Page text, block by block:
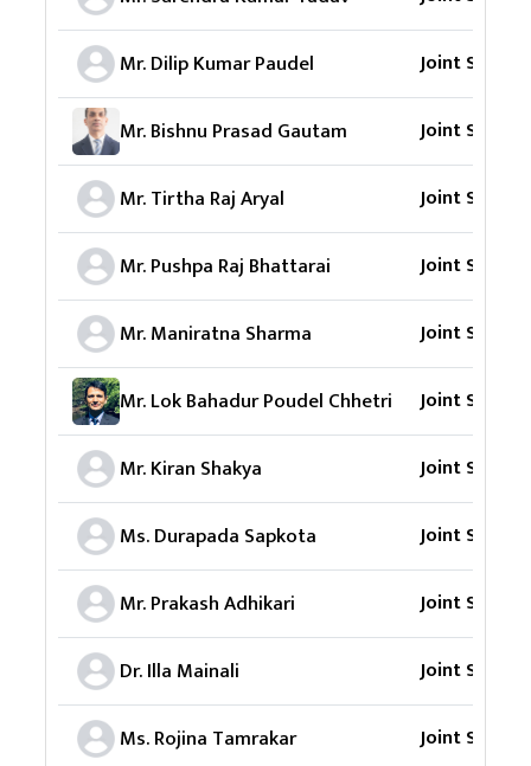
Mr. Dilip Kumar Paudel Joint
Mr. Bishnu Prasad Gautam Joint
Mr. Tirtha Raj Aryal Joint
Mr. Pushpa Raj Bhattarai Joint
Mr. Maniratna Sharma Joint
Mr. Lok Bahadur Poudel Chhetri Joint
Mr. Kiran Shakya Joint
Ms. Durapada Sapkota Joint
Mr. Prakash Adhikari Joint
Dr. Illa Mainali Joint
Ms. Rojina Tamrakar Joint